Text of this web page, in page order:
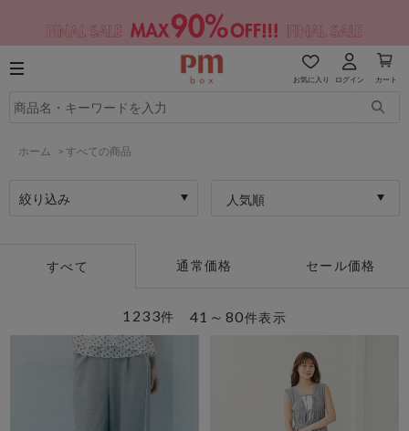
お気に入り ログイン カート
ホーム > すべての商品
絞り込み 人気順
すべて 通常価格 セール価格
41～80件表示
1233件